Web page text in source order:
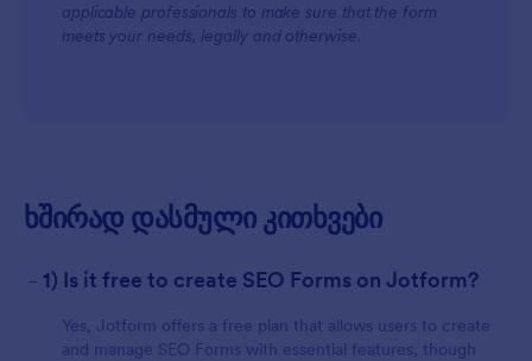
For Customers
applicable professionals to make sure that the form
meets your needs, legally and otherwise.
ხშირად დასმული კითხვები
- 1) Is it free to create SEO Forms on Jotform?
Yes, Jotform offers a free plan that allows users to create
and manage SEO Forms with essential features, though